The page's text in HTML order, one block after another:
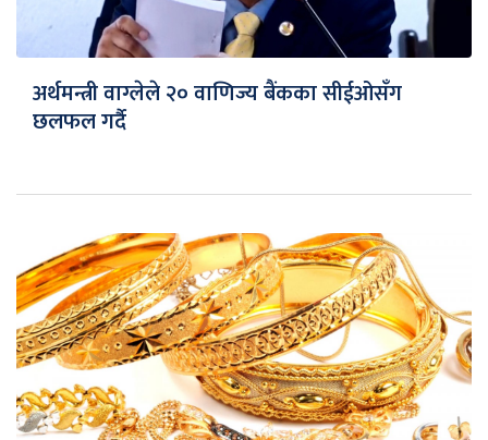
अर्थमन्त्री वाग्लेले २० वाणिज्य बैंकका सीईओसँग
छलफल गर्दै